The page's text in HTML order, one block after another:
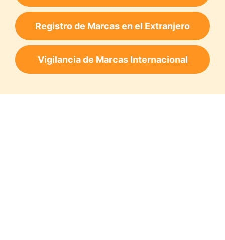
Registro de Marcas en el Extranjero
Vigilancia de Marcas Internacional